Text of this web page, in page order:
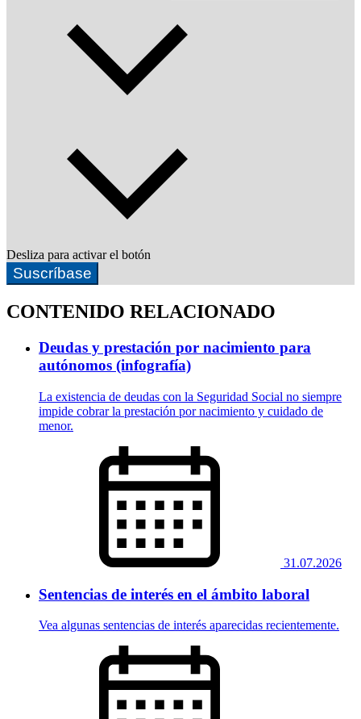
Desliza para activar el botón
Suscríbase
CONTENIDO RELACIONADO
Deudas y prestación por nacimiento para
autónomos (infografía)
La existencia de deudas con la Seguridad Social no siempre
impide cobrar la prestación por nacimiento y cuidado de
menor.
31.07.2026
Sentencias de interés en el ámbito laboral
Vea algunas sentencias de interés aparecidas recientemente.